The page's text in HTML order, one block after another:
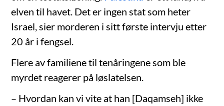
elven til havet. Det er ingen stat som heter
Israel, sier morderen i sitt første intervju etter
20 år i fengsel.
Flere av familiene til tenåringene som ble
myrdet reagerer på løslatelsen.
– Hvordan kan vi vite at han [Daqamseh] ikke